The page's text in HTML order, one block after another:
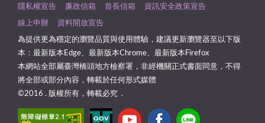
隱私權宣告 廉政信箱 首長信箱 資訊安全政策宣告
線上申辦 資料開放宣告
為提供更為穩定的瀏覽品質與使用體驗，建議更新瀏覽器至以下版
本：最新版本Edge、最新版本Chrome、最新版本Firefox
本網站全部屬臺灣橋頭地方檢察署，非經機關正式書面同意，不得
將全部或部分內容，轉載於任何形式媒體
©2016 . 版權所有，轉載必究 .